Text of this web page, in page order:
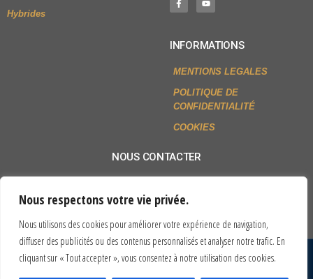
Nous respectons votre vie privée.
Nous utilisons des cookies pour améliorer votre expérience de navigation,
diffuser des publicités ou des contenus personnalisés et analyser notre trafic. En
cliquant sur « Tout accepter », vous consentez à notre utilisation des cookies.
Hybrides
INFORMATIONS
MENTIONS LEGALES
POLITIQUE DE
CONFIDENTIALITÉ
COOKIES
NOUS CONTACTER
Envoyer un mail